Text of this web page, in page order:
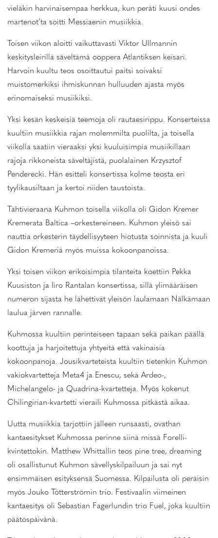
vieläkin harvinaisempaa herkkua, kun peräti kuusi ondes
martenot’ta soitti Messiaenin musiikkia.
Toisen viikon aloitti vaikuttavasti Viktor Ullmannin
keskitysleirillä säveltämä ooppera Atlantiksen keisari.
Harvoin kuultu teos osoittautui paitsi soivaksi
muistomerkiksi ihmiskunnan hulluuden ajasta myös
erinomaiseksi musiikiksi.
Yksi kesän keskeisiä teemoja oli rautaesirippu. Konserteissa
kuultiin musiikkia rajan molemmilta puolilta, ja toisella
viikolla saatiin vieraaksi yksi kuuluisimpia musiikillaan
rajoja rikkoneista säveltäjistä, puolalainen Krzysztof
Penderecki. Hän esitteli konsertissa kolme teosta eri
tyylikausiltaan ja kertoi niiden taustoista.
Tähtivieraana Kuhmon toisella viikolla oli Gidon Kremer
Kremerata Baltica –orkestereineen. Kuhmon yleisö sai
nauttia orkesterin täydellisyyteen hiotusta soinnista ja kuuli
Gidon Kremeriä myös muissa kokoonpanoissa.
Yksi toisen viikon erikoisimpia tilanteita koettiin Pekka
Kuusiston ja Iiro Rantalan konsertissa, sillä ylimääräisen
numeron sijasta he lähettivät yleisön laulamaan Nälkämaan
laulua järven rannalle.
Kuhmossa kuultiin perinteiseen tapaan sekä paikan päällä
koottuja ja harjoitettuja yhtyeitä että vakinaisia
kokoonpanoja. Jousikvarteteista kuultiin tietenkin Kuhmon
vakiokvartetteja Meta4 ja Enescu, sekä Ardeo-,
Michelangelo- ja Quadrina-kvartetteja. Myös kokenut
Chilingirian-kvartetti vieraili Kuhmossa pitkästä aikaa.
Uutta musiikkia tarjottiin jälleen runsaasti, ovathan
kantaesitykset Kuhmossa perinne siinä missä Forelli-
kvintettokin. Matthew Whittallin teos pine tree, dreaming
oli osallistunut Kuhmon sävellyskilpailuun ja sai nyt
ensimmäisen esityksensä Suomessa. Kilpailusta oli peräisin
myös Jouko Tötterströmin trio. Festivaalin viimeinen
kantaesitys oli Sebastian Fagerlundin trio Fuel, joka kuultiin
päätöspäivänä.